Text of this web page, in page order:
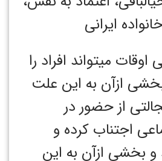
میتواند افراد را
بخشی ازآن به این علت
از حضور در
اجتناب کرده و
و بخشی ازآن به این